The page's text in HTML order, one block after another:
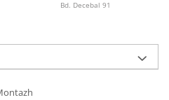
Bd. Decebal 91